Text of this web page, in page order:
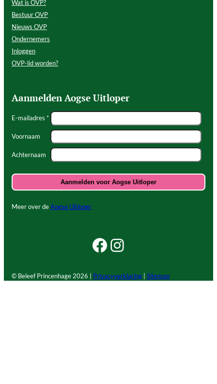
Wat is OVP?
Bestuur OVP
Nieuws OVP
Ondernemers
Inloggen
OVP-lid worden?
Aanmelden Aogse Uitloper
E-mailadres *
Voornaam
Achternaam
Meer over deAogse Uitloper
Facebook Beleef Princenhage
Instagram Beleef Princenhage
© Beleef Princenhage2026 | Privacyverklaring Sitemap